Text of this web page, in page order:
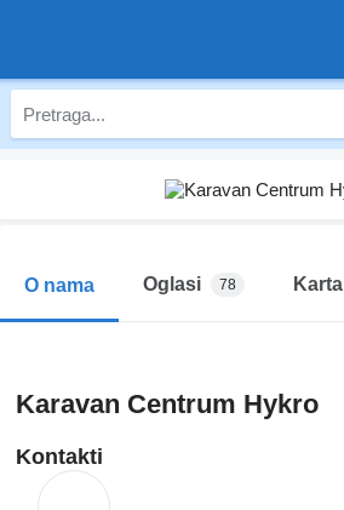
O nama Oglasi 78 Karta
Karavan Centrum Hykro
Kontakti